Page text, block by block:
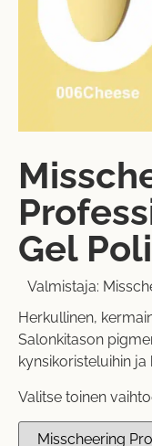
Gel
Valmistaja:
Herkullinen,
Salonkitason
kynsikoristeluihin
Valitse toinen